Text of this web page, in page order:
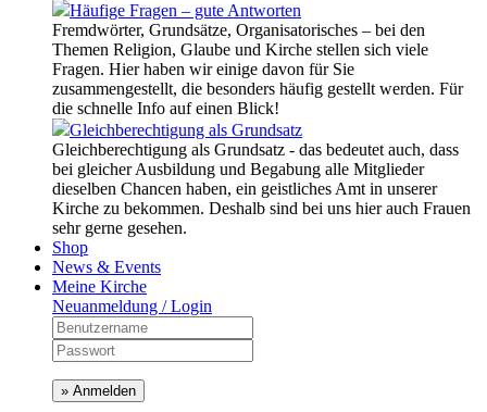
Häufige Fragen – gute Antworten
Fremdwörter, Grundsätze, Organisatorisches – bei den
Themen Religion, Glaube und Kirche stellen sich viele
Fragen. Hier haben wir einige davon für Sie
zusammengestellt, die besonders häufig gestellt werden. Für
die schnelle Info auf einen Blick!
Gleichberechtigung als Grundsatz
Gleichberechtigung als Grundsatz - das bedeutet auch, dass
bei gleicher Ausbildung und Begabung alle Mitglieder
dieselben Chancen haben, ein geistliches Amt in unserer
Kirche zu bekommen. Deshalb sind bei uns hier auch Frauen
sehr gerne gesehen.
Shop
News & Events
Meine Kirche
Neuanmeldung / Login
» Anmelden